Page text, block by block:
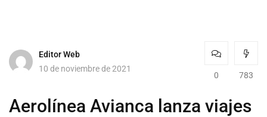
Editor Web
10 de noviembre de 2021
0 783
Aerolínea Avianca lanza viajes